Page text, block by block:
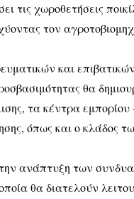
τις χωροθετήσεις
τον
και
θα
τα κέντρα
όπως και ο κλάδος
ανάπτυξη των
θα διατελούν